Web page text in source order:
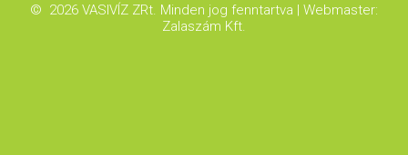
© 2026 VASIVÍZ ZRt. Minden jog fenntartva | Webmaster:
Zalaszám Kft.